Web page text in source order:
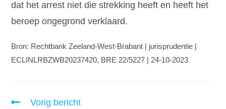
dat het arrest niet die strekking heeft en heeft het
beroep ongegrond verklaard.
Bron: Rechtbank Zeeland-West-Brabant | jurisprudentie |
ECLINLRBZWB20237420, BRE 22/5227 | 24-10-2023
Vorig bericht